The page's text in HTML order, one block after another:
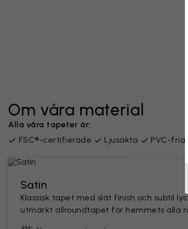
Om våra material
Alla våra tapeter är:
FSC®-certifierade
Ljusäkta PVC-fria
Satin
Klassisk tapet med slät finish och subtil
utmärkt allroundtapet för hemmets alla